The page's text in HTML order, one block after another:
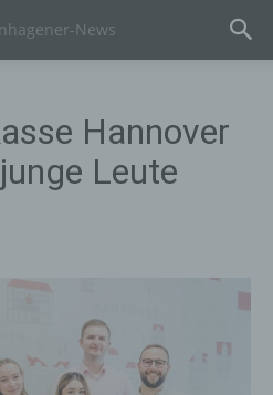
Hannover
Leute